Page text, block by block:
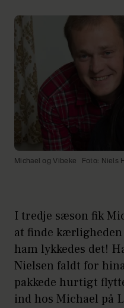
Michael og Vibeke Foto: Niels
I tredje sæson fik
at finde
ham lykkedes det!
Nielsen faldt for
pakkede hurtigt
ind hos Michael på